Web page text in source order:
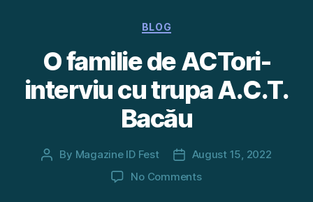
Categories
BLOG
O familie de ACTori-
interviu cu trupa A.C.T.
Bacău
Post
By Magazine ID Fest
Post
date
August 15, 2022
No Commentson